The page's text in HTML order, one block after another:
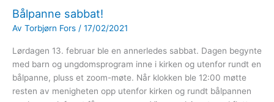
Bålpanne sabbat!
Av Torbjørn Fors / 17/02/2021
Lørdagen 13. februar ble en annerledes sabbat. Dagen begynte
med barn og ungdomsprogram inne i kirken og utenfor rundt en
bålpanne, pluss et zoom-møte. Når klokken ble 12:00 møtte
resten av menigheten opp utenfor kirken og rundt bålpannen